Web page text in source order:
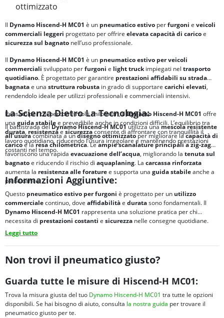
ottimizzato
Il Dynamo Hiscend-H MC01 è un pneumatico estivo perfurgoni e veicoli
commerciali leggeri progettato per offrire elevata capacità di caricoe
sicurezza sul bagnato nell’uso professionale.
Il Dynamo Hiscend-H MC01 è un pneumatico estivo per veicoli
commerciali sviluppato perfurgoni e light truckimpiegati nel trasporto
quotidiano. È progettato per garantire prestazioni affidabili su strada
bagnatae una struttura robusta in grado di supportare carichi elevati,
rendendolo ideale per utilizzi professionali e commerciali intensivi.
Pensato per chi percorre molti chilometri, il Dynamo Hiscend-H MC01 offre
una guida stabilee prevedibile anche in condizioni difficili. L’equilibrio tra
durata,resistenzaesicurezzaconsente di affrontare con tranquillità il
lavoro quotidiano, riducendo l’usura irregolare e mantenendo prestazioni
costanti nel tempo.
La Scienza Dietro La Tecnologia:
Il battistrada delDynamo Hiscend-H MC01utilizza unamescola resistente
all’usuracombinata a undisegno ottimizzatoper migliorare lacapacità di
caricoe laresa chilometrica. Leampie scanalature principali a zig-zag
favoriscono una rapida evacuazione dell’acqua, migliorando la tenuta sul
bagnatoe riducendo il rischio di aquaplaning. La carcassa rinforzata
aumenta la resistenza alle foraturee supporta una guida stabileanche a
pieno carico.
Informazioni Aggiuntive:
Questo pneumatico estivo per furgoni è progettato per un utilizzo
commercialecontinuo, dove affidabilitàe duratasono fondamentali. Il
Dynamo Hiscend-H MC01 rappresenta una soluzione pratica per chi
necessita di prestazioni costanti e sicurezza nelle consegne quotidiane.
Leggi tutto
Non trovi il pneumatico giusto?
Guarda tutte le misure di Hiscend-H MC01:
Trova la misura giusta del tuo Dynamo Hiscend-H MC01 tra tutte le opzioni
disponibili. Se hai bisogno di aiuto, consulta la nostra guida per trovare il
pneumatico giusto per te.